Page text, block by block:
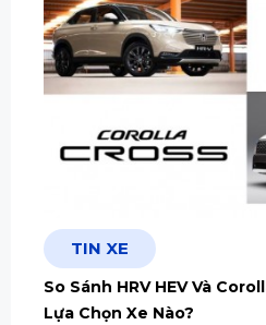
TIN XE
So Sánh HRV HEV Và
Lựa Chọn Xe Nào?